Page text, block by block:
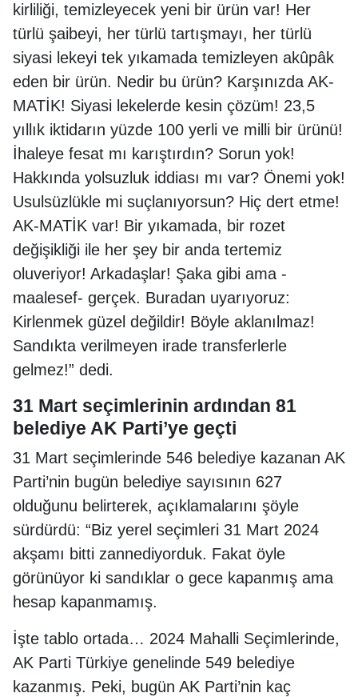
kirliliği, temizleyecek yeni bir ürün var! Her
türlü şaibeyi, her türlü tartışmayı, her türlü
siyasi lekeyi tek yıkamada temizleyen akûpâk
eden bir ürün. Nedir bu ürün? Karşınızda AK-
MATİK! Siyasi lekelerde kesin çözüm! 23,5
yıllık iktidarın yüzde 100 yerli ve milli bir ürünü!
İhaleye fesat mı karıştırdın? Sorun yok!
Hakkında yolsuzluk iddiası mı var? Önemi yok!
Usulsüzlükle mi suçlanıyorsun? Hiç dert etme!
AK-MATİK var! Bir yıkamada, bir rozet
değişikliği ile her şey bir anda tertemiz
oluveriyor! Arkadaşlar! Şaka gibi ama -
maalesef- gerçek. Buradan uyarıyoruz:
Kirlenmek güzel değildir! Böyle aklanılmaz!
Sandıkta verilmeyen irade transferlerle
gelmez!” dedi.
31 Mart seçimlerinin ardından 81
belediye AK Parti’ye geçti
31 Mart seçimlerinde 546 belediye kazanan AK
Parti’nin bugün belediye sayısının 627
olduğunu belirterek, açıklamalarını şöyle
sürdürdü: “Biz yerel seçimleri 31 Mart 2024
akşamı bitti zannediyorduk. Fakat öyle
görünüyor ki sandıklar o gece kapanmış ama
hesap kapanmamış.
İşte tablo ortada… 2024 Mahalli Seçimlerinde,
AK Parti Türkiye genelinde 549 belediye
kazanmış. Peki, bugün AK Parti’nin kaç